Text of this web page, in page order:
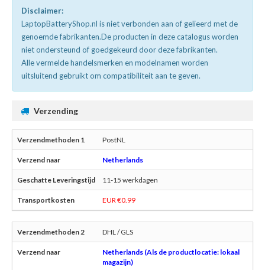
Disclaimer:
LaptopBatteryShop.nl is niet verbonden aan of gelieerd met de
genoemde fabrikanten.De producten in deze catalogus worden
niet ondersteund of goedgekeurd door deze fabrikanten.
Alle vermelde handelsmerken en modelnamen worden
uitsluitend gebruikt om compatibiliteit aan te geven.
Verzending
PostNL
Netherlands
11-15 werkdagen
EUR €0.99
DHL / GLS
Netherlands (Als de productlocatie: lokaal
magazijn)